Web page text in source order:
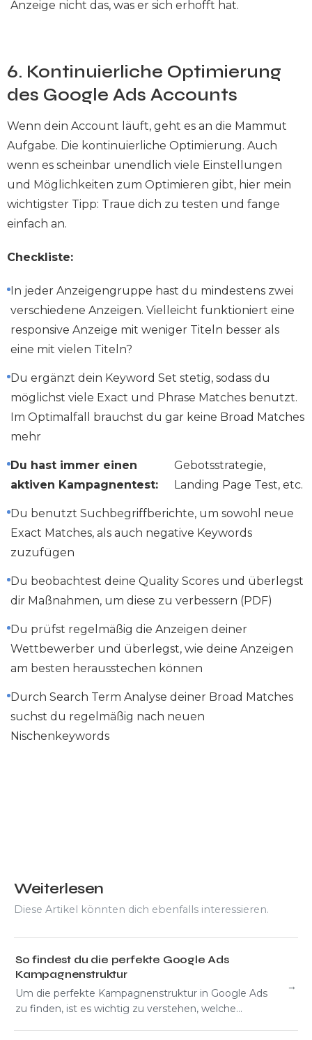
Anzeige nicht das, was er sich erhofft hat.
6. Kontinuierliche Optimierung
des Google Ads Accounts
Wenn dein Account läuft, geht es an die Mammut
Aufgabe. Die kontinuierliche Optimierung. Auch
wenn es scheinbar unendlich viele Einstellungen
und Möglichkeiten zum Optimieren gibt, hier mein
wichtigster Tipp: Traue dich zu testen und fange
einfach an.
Checkliste:
In jeder Anzeigengruppe hast du mindestens zwei
verschiedene Anzeigen. Vielleicht funktioniert eine
responsive Anzeige mit weniger Titeln besser als
eine mit vielen Titeln?
Du ergänzt dein Keyword Set stetig, sodass du
möglichst viele Exact und Phrase Matches benutzt.
Im Optimalfall brauchst du gar keine Broad Matches
mehr
Du hast immer einen
aktiven Kampagnentest:
Gebotsstrategie,
Landing Page Test, etc.
Du benutzt Suchbegriffberichte, um sowohl neue
Exact Matches, als auch negative Keywords
zuzufügen
Du beobachtest deine Quality Scores und überlegst
dir Maßnahmen, um diese zu verbessern (PDF)
Du prüfst regelmäßig die Anzeigen deiner
Wettbewerber und überlegst, wie deine Anzeigen
am besten herausstechen können
Durch Search Term Analyse deiner Broad Matches
suchst du regelmäßig nach neuen
Nischenkeywords
Weiterlesen
Diese Artikel könnten dich ebenfalls interessieren.
So findest du die perfekte Google Ads
Kampagnenstruktur
Um die perfekte Kampagnenstruktur in Google Ads
zu finden, ist es wichtig zu verstehen, welche
→